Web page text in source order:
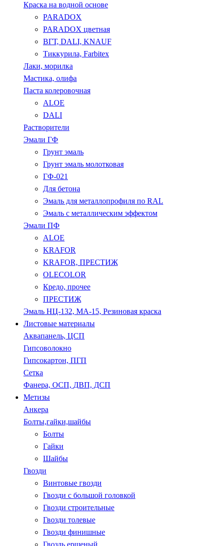
Краска на водной основе
PARADOX
PARADOX цветная
ВГТ, DALI, KNAUF
Тиккурила, Farbitex
Лаки, морилка
Мастика, олифа
Паста колеровочная
ALOE
DALI
Растворители
Эмали ГФ
Грунт эмаль
Грунт эмаль молотковая
ГФ-021
Для бетона
Эмаль для металлопрофиля по RAL
Эмаль с металлическим эффектом
Эмали ПФ
ALOE
KRAFOR
KRAFOR, ПРЕСТИЖ
OLECOLOR
Кредо, прочее
ПРЕСТИЖ
Эмаль НЦ-132, МА-15, Резиновая краска
Листовые материалы
Аквапанель, ЦСП
Гипсоволокно
Гипсокартон, ПГП
Сетка
Фанера, ОСП, ДВП, ДСП
Метизы
Анкера
Болты,гайки,шайбы
Болты
Гайки
Шайбы
Гвозди
Винтовые гвозди
Гвозди с большой головкой
Гвозди строительные
Гвозди толевые
Гвозди финишные
Гвоздь ершеный